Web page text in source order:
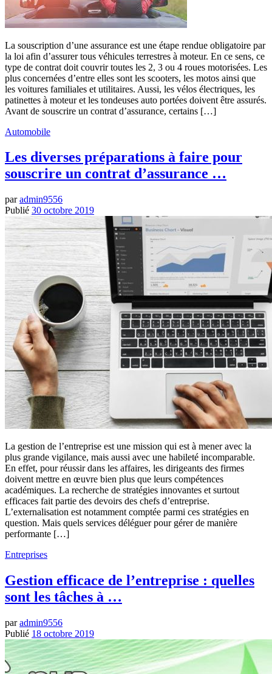
La souscription d’une assurance est une étape rendue obligatoire par
la loi afin d’assurer tous véhicules terrestres à moteur. En ce sens, ce
type de contrat doit couvrir toutes les 2, 3 ou 4 roues motorisées. Les
plus concernées d’entre elles sont les scooters, les motos ainsi que
les voitures familiales et utilitaires. Aussi, les vélos électriques, les
patinettes à moteur et les tondeuses auto portées doivent être assurés.
Avant de souscrire un contrat d’assurance, certains […]
Automobile
Les diverses préparations à faire pour
souscrire un contrat d’assurance …
paradmin9556
Publié 30 octobre 2019
La gestion de l’entreprise est une mission qui est à mener avec la
plus grande vigilance, mais aussi avec une habileté incomparable.
En effet, pour réussir dans les affaires, les dirigeants des firmes
doivent mettre en œuvre bien plus que leurs compétences
académiques. La recherche de stratégies innovantes et surtout
efficaces fait partie des devoirs des chefs d’entreprise.
L’externalisation est notamment comptée parmi ces stratégies en
question. Mais quels services déléguer pour gérer de manière
performante […]
Entreprises
Gestion efficace de l’entreprise : quelles
sont les tâches à …
paradmin9556
Publié 18 octobre 2019